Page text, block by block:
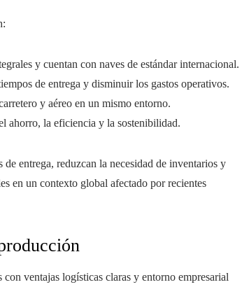
y cuentan con naves de estándar internacional.
de entrega y disminuir los gastos operativos.
y aéreo en un mismo entorno.
ahorro, la eficiencia y la sostenibilidad.
entrega, reduzcan la necesidad de inventarios y
en un contexto global afectado por recientes
ventajas logísticas claras y entorno empresarial